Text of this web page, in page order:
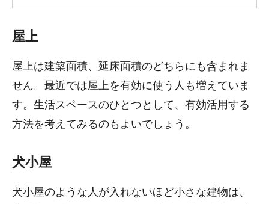
屋上
屋上は建築面積、延床面積のどちらにも含まれま
せん。最近では屋上を有効に使う人も増えていま
す。生活スペースのひとつとして、有効活用する
方法を考えてみるのもよいでしょう。
犬小屋
犬小屋のような人が入れないほど小さな建物は、